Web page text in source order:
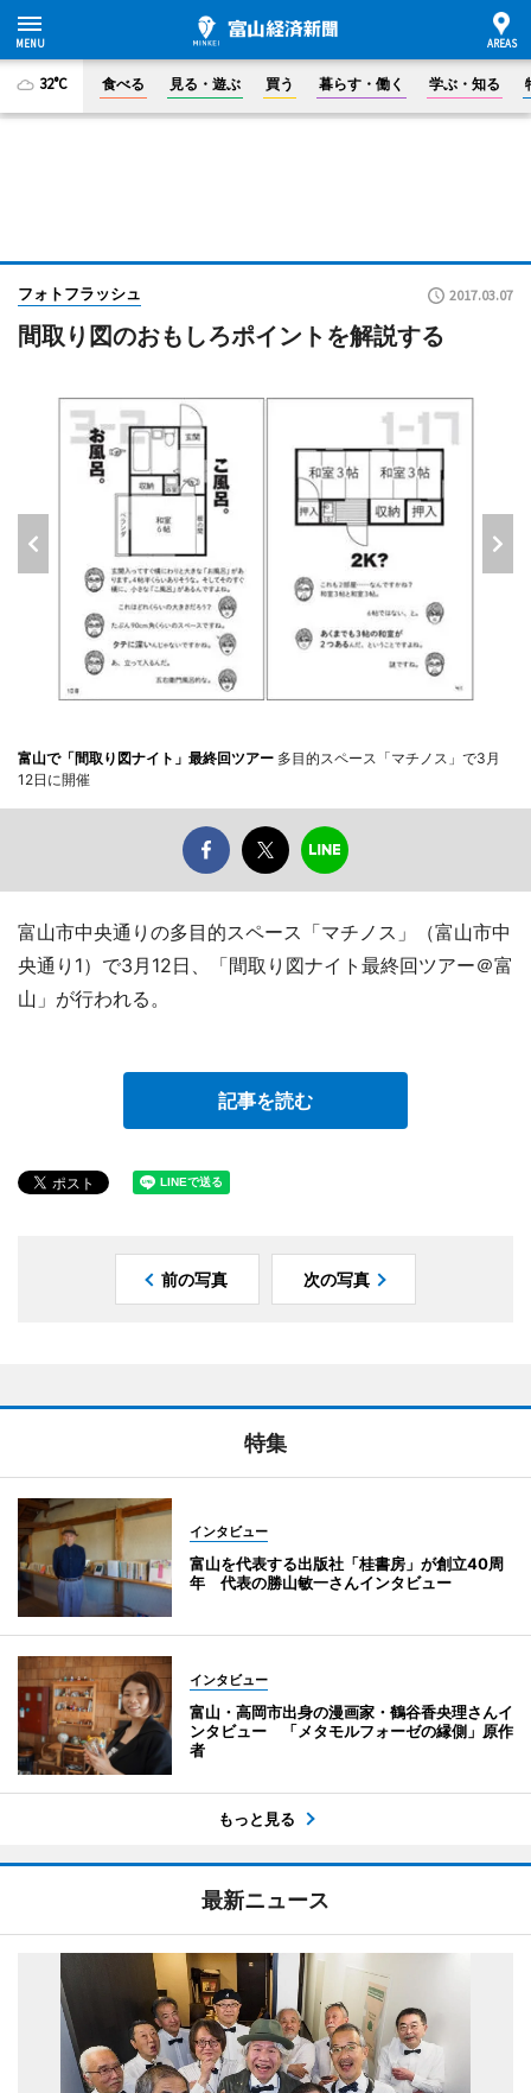
32°C 食べる 見る・遊ぶ 買う 暮らす・働く 学ぶ・知る
フォトフラッシュ 2017.03.07
間取り図のおもしろポイントを解説する
富山で「間取り図ナイト」最終回ツアー 多目的スペース「マチノス」で3月
12日に開催
富山市中央通りの多目的スペース「マチノス」（富山市中
央通り1）で3月12日、「間取り図ナイト最終回ツアー＠富
山」が行われる。
記事を読む
前の写真 次の写真
特集
インタビュー
富山を代表する出版社「桂書房」が創立40周
年 代表の勝山敏一さんインタビュー
インタビュー
富山・高岡市出身の漫画家・鶴谷香央理さんイ
ンタビュー 「メタモルフォーゼの縁側」原作
者
もっと見る
最新ニュース